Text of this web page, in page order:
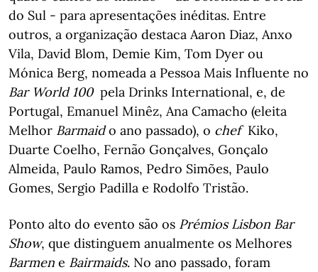
do Sul - para apresentações inéditas. Entre
outros, a organização destaca Aaron Diaz, Anxo
Vila, David Blom, Demie Kim, Tom Dyer ou
Mónica Berg, nomeada a Pessoa Mais Influente no
Bar World 100pela Drinks International, e, de
Portugal, Emanuel Minêz, Ana Camacho (eleita
Melhor Barmaido ano passado), o chefKiko,
Duarte Coelho, Fernão Gonçalves, Gonçalo
Almeida, Paulo Ramos, Pedro Simões, Paulo
Gomes, Sergio Padilla e Rodolfo Tristão.
Ponto alto do evento são os Prémios Lisbon Bar
Show, que distinguem anualmente os Melhores
Barmen e Bairmaids. No ano passado, foram